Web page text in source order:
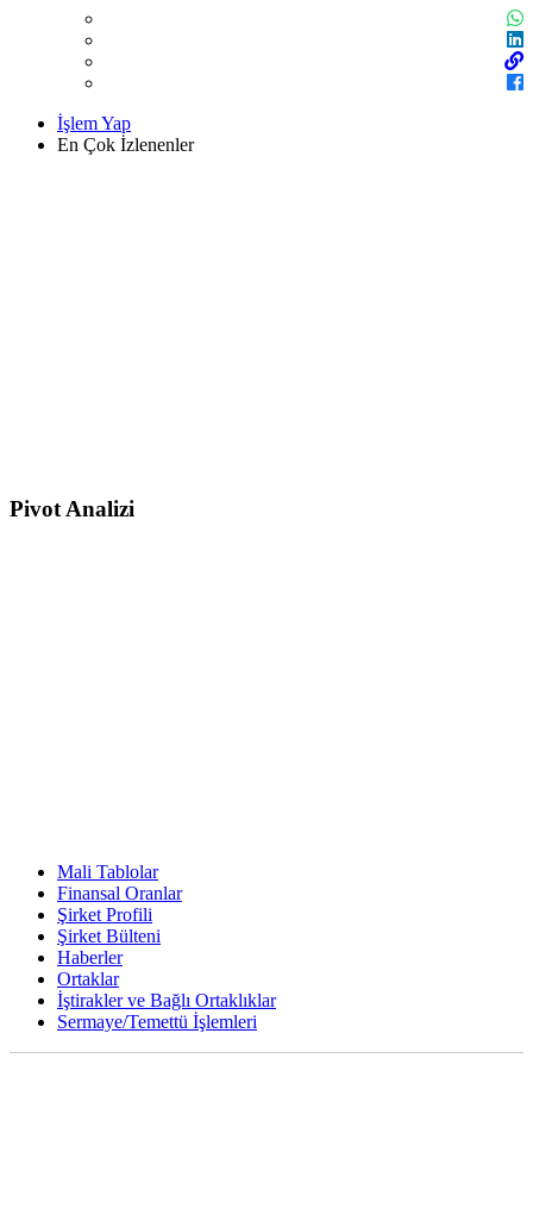
İşlem Yap
En Çok İzlenenler
Pivot Analizi
Mali Tablolar
Finansal Oranlar
Şirket Profili
Şirket Bülteni
Haberler
Ortaklar
İştirakler ve Bağlı Ortaklıklar
Sermaye/Temettü İşlemleri